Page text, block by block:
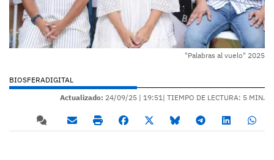
"Palabras al vuelo" 2025
BIOSFERADIGITAL
Actualizado: 24/09/25 | 19:51 | TIEMPO DE LECTURA: 5 MIN.